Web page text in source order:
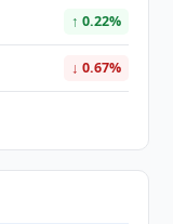
↑ 0.22%
↓ 0.67%